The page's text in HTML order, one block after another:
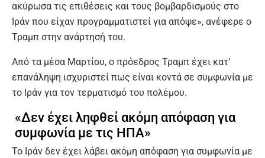
ακύρωσα τις επιθέσεις και τους βομβαρδισμούς στο
Ιράν που είχαν προγραμματιστεί για απόψε», ανέφερε ο
Τραμπ στην ανάρτησή του.
Από τα μέσα Μαρτίου, ο πρόεδρος Τραμπ έχει κατ’
επανάληψη ισχυριστεί πως είναι κοντά σε συμφωνία με
το Ιράν για τον τερματισμό του πολέμου.
«Δεν έχει ληφθεί ακόμη απόφαση για
συμφωνία με τις ΗΠΑ»
Το Ιράν δεν έχει λάβει ακόμη απόφαση για συμφωνία με